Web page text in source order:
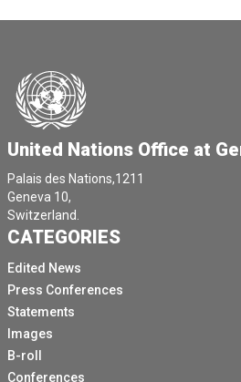
United Nations Office at
Palais des Nations,1211
Geneva 10,
Switzerland.
CATEGORIES
Edited News
Press Conferences
Statements
Images
B-roll
Conferences